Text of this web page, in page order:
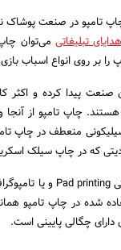
تامپو در صنعت
تبلیغاتیمی‌توان
بر روی انواع اسباب
صنعت پیدا کرده و
هستند. چاپ تامپو از
منعطف در چاپ
که در چاپ سیلک
شده در چاپ تامپو
چگالی پایینی است.